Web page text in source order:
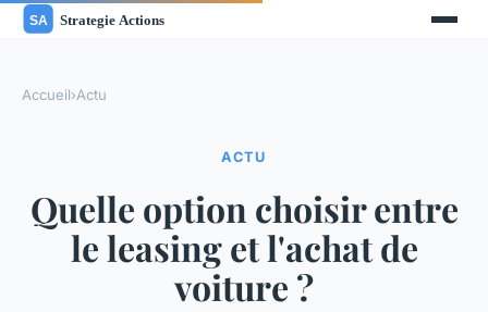
Accueil›Actu
ACTU
Quelle option choisir entre
le leasing et l'achat de
voiture ?